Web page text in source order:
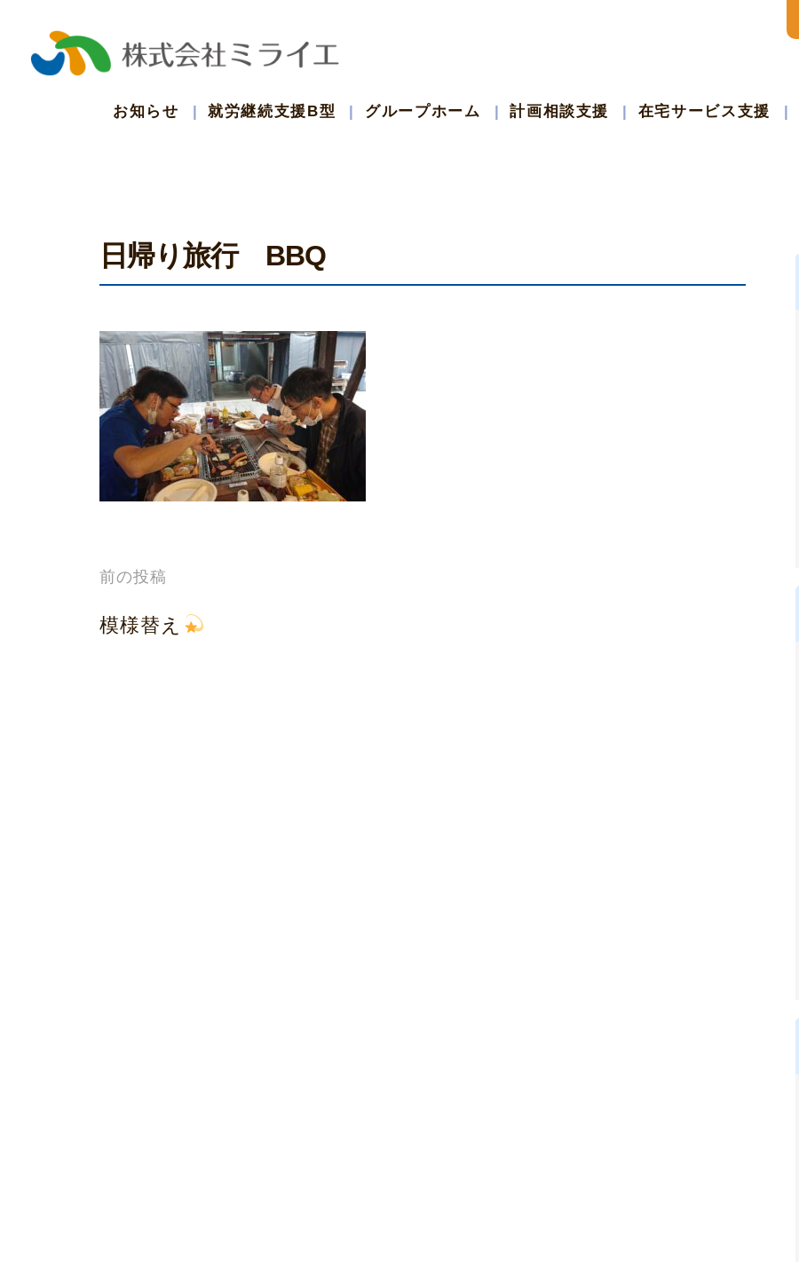
お知らせ 就労継続支援B型 グループホーム 計画相談支援 在宅サービス支援
日帰り旅行 BBQ
投
稿
前の投稿
模様替え